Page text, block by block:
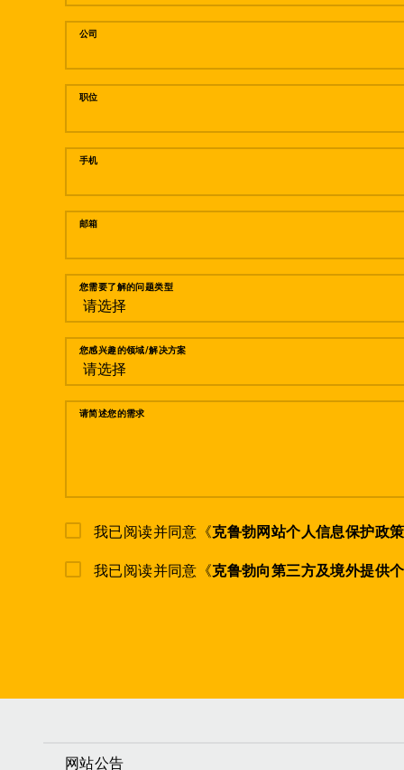
公司
职位
手机
邮箱
您需要了解的问题类型
您感兴趣的领域/解决方案
请简述您的需求
我已阅读并同意《克鲁勃网站个人信息保护政策
我已阅读并同意《克鲁勃向第三方及境外提供
网站公告